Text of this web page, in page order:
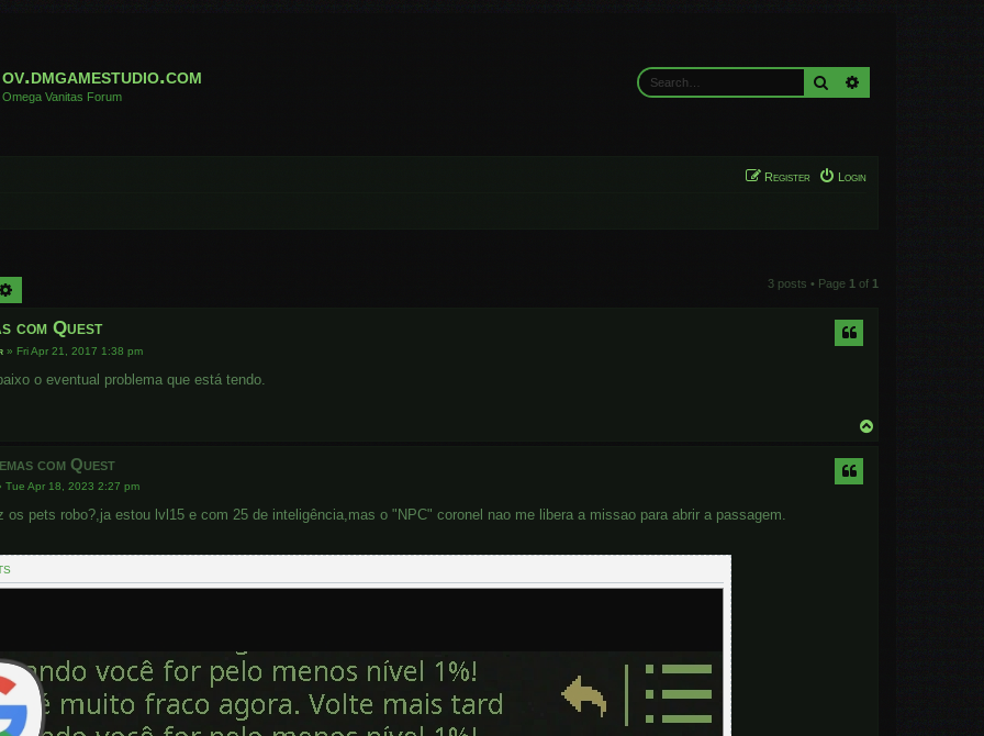
ov.dmgamestudio.com
Omega Vanitas Forum
Search
Login
Register
3 posts • Page 1 of 1
com Quest
» Fri Apr 21, 2017 1:38 pm
o eventual problema que está tendo.
com Quest
Tue Apr 18, 2023 2:27 pm
os pets robo?,ja estou lvl15 e com 25 de inteligência,mas o "NPC" coronel nao me libera a missao para abrir a passagem.